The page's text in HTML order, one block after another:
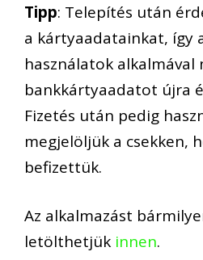
Tipp: Telepítés után
a kártyaadatainkat, így
használatok alkalmával
bankkártyaadatot újra
Fizetés után pedig
megjelöljük a csekken,
befizettük.
Az alkalmazást
letölthetjük innen.